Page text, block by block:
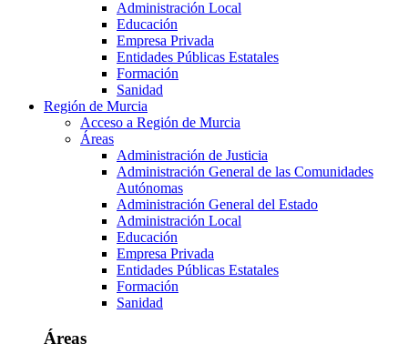
Administración Local
Educación
Empresa Privada
Entidades Públicas Estatales
Formación
Sanidad
Región de Murcia
Acceso a Región de Murcia
Áreas
Administración de Justicia
Administración General de las Comunidades
Autónomas
Administración General del Estado
Administración Local
Educación
Empresa Privada
Entidades Públicas Estatales
Formación
Sanidad
Áreas